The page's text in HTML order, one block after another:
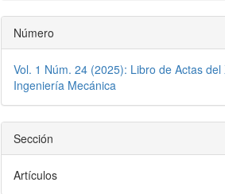
Número
Vol. 1 Núm. 24 (2025): Libro de Actas
Ingeniería Mecánica
Sección
Artículos